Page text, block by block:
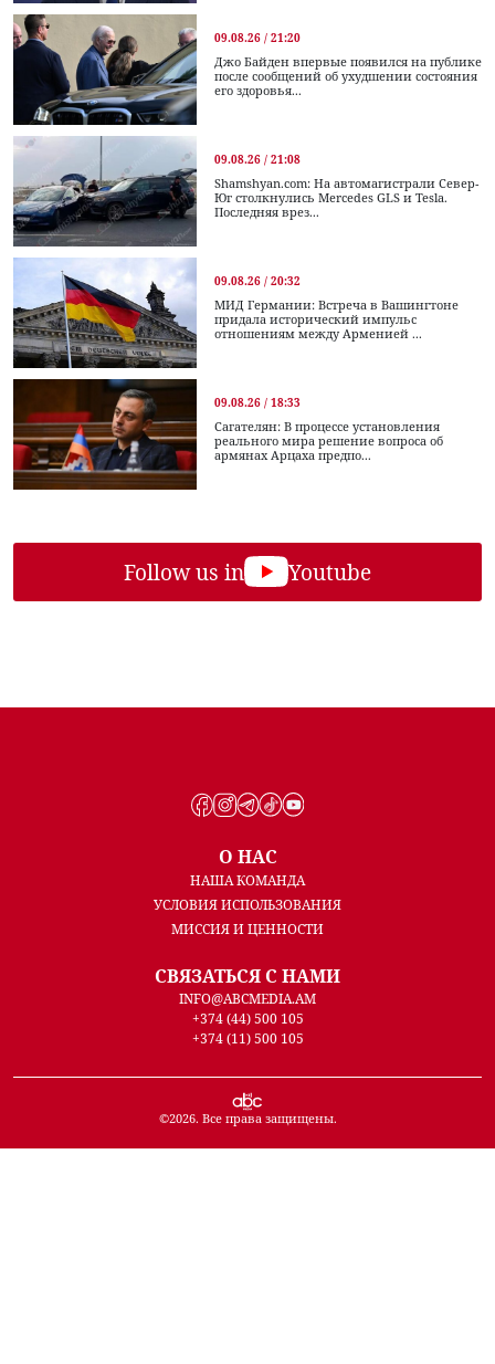
09.08.26 / 21:20
Джо Байден впервые появился на публике
после сообщений об ухудшении состояния
его здоровья...
09.08.26 / 21:08
Shamshyan.com: На автомагистрали Север-
Юг столкнулись Mercedes GLS и Tesla.
Последняя врез...
09.08.26 / 20:32
МИД Германии: Встреча в Вашингтоне
придала исторический импульс
отношениям между Арменией ...
09.08.26 / 18:33
Сагателян: В процессе установления
реального мира решение вопроса об
армянах Арцаха предпо...
Follow us in Youtube
О НАС
НАША КОМАНДА
УСЛОВИЯ ИСПОЛЬЗОВАНИЯ
МИССИЯ И ЦЕННОСТИ
СВЯЗАТЬСЯ С НАМИ
INFO@ABCMEDIA.AM
+374 (44) 500 105
+374 (11) 500 105
©2026. Все права защищены.